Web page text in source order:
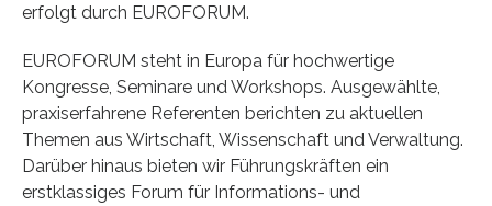
erfolgt durch EUROFORUM.
EUROFORUM steht in Europa für hochwertige
Kongresse, Seminare und Workshops. Ausgewählte,
praxiserfahrene Referenten berichten zu aktuellen
Themen aus Wirtschaft, Wissenschaft und Verwaltung.
Darüber hinaus bieten wir Führungskräften ein
erstklassiges Forum für Informations- und